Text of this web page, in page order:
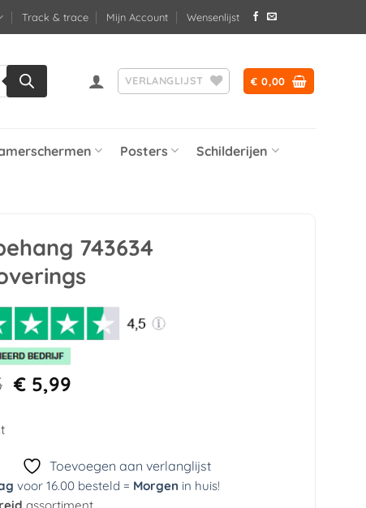
Track & trace Mijn Account Wensenlijst
VERLANGLIJST € 0,00
Posters Schilderijen
743634
Oorspronkelijke
prijs
€5,99Huidige
Toevoegen aan verlanglijst
voor 16.00 besteld = Morgen in huis!